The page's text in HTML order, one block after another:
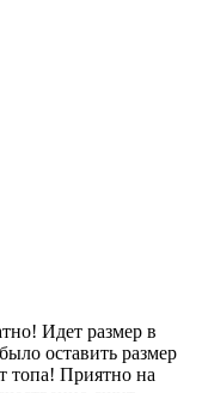
Идет размер в
оставить размер
топа! Приятно на